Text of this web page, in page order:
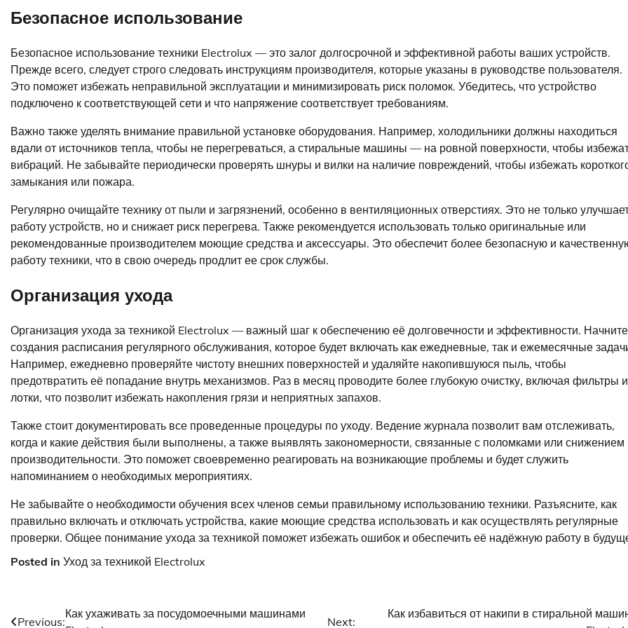
Безопасное использование
Безопасное использование техники Electrolux — это залог долгосрочной и эффективной работы ваших устройств.
Прежде всего, следует строго следовать инструкциям производителя, которые указаны в руководстве пользователя.
Это поможет избежать неправильной эксплуатации и минимизировать риск поломок. Убедитесь, что устройство
подключено к соответствующей сети и что напряжение соответствует требованиям.
Важно также уделять внимание правильной установке оборудования. Например, холодильники должны находиться
вдали от источников тепла, чтобы не перегреваться, а стиральные машины — на ровной поверхности, чтобы
вибраций. Не забывайте периодически проверять шнуры и вилки на наличие повреждений, чтобы избежать
замыкания или пожара.
Регулярно очищайте технику от пыли и загрязнений, особенно в вентиляционных отверстиях. Это не только
работу устройств, но и снижает риск перегрева. Также рекомендуется использовать только оригинальные или
рекомендованные производителем моющие средства и аксессуары. Это обеспечит более безопасную и
работу техники, что в свою очередь продлит ее срок службы.
Организация ухода
Организация ухода за техникой Electrolux — важный шаг к обеспечению её долговечности и эффективности.
создания расписания регулярного обслуживания, которое будет включать как ежедневные, так и ежемесячные
Например, ежедневно проверяйте чистоту внешних поверхностей и удаляйте накопившуюся пыль, чтобы
предотвратить её попадание внутрь механизмов. Раз в месяц проводите более глубокую очистку, включая фильтры и
лотки, что позволит избежать накопления грязи и неприятных запахов.
Также стоит документировать все проведенные процедуры по уходу. Ведение журнала позволит вам отслеживать,
когда и какие действия были выполнены, а также выявлять закономерности, связанные с поломками или снижением
производительности. Это поможет своевременно реагировать на возникающие проблемы и будет служить
напоминанием о необходимых мероприятиях.
Не забывайте о необходимости обучения всех членов семьи правильному использованию техники. Разъясните, как
правильно включать и отключать устройства, какие моющие средства использовать и как осуществлять регулярные
проверки. Общее понимание ухода за техникой поможет избежать ошибок и обеспечить её надёжную работу в
Posted in Уход за техникой Electrolux
Навигация
Previous:
Как ухаживать за посудомоечными машинами
Next:
Как избавиться от накипи в стиральной